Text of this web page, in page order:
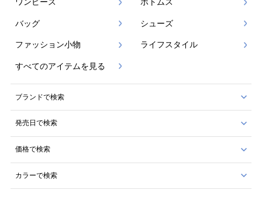
ワンピース ボトムス
バッグ シューズ
ファッション小物 ライフスタイル
すべてのアイテムを見る
ブランドで検索
発売日で検索
価格で検索
カラーで検索